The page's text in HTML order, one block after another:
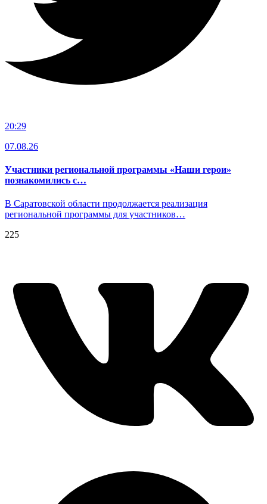
20:29
07.08.26
Участники региональной программы «Наши герои»
познакомились с…
В Саратовской области продолжается реализация
региональной программы для участников…
225